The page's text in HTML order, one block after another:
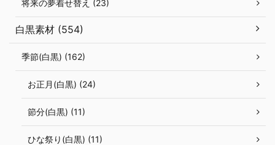
将来の夢着せ替え (23)
白黒素材 (554)
季節(白黒) (162)
お正月(白黒) (24)
節分(白黒) (11)
ひな祭り(白黒) (11)